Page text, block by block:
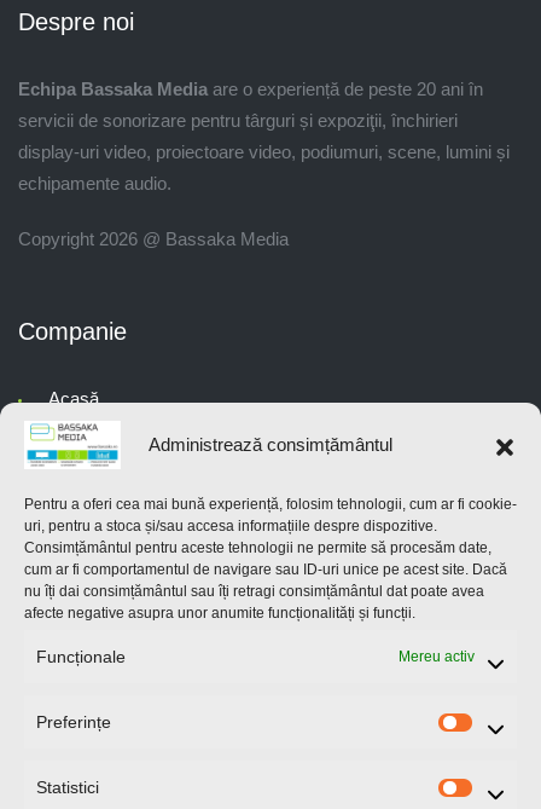
Administrează consimțământul
Pentru a oferi cea mai bună experiență, folosim tehnologii, cum ar fi cookie-
uri, pentru a stoca și/sau accesa informațiile despre dispozitive.
Consimțământul pentru aceste tehnologii ne permite să procesăm date,
cum ar fi comportamentul de navigare sau ID-uri unice pe acest site. Dacă
nu îți dai consimțământul sau îți retragi consimțământul dat poate avea
afecte negative asupra unor anumite funcționalități și funcții.
Funcționale Mereu activ
Preferințe
Statistici
Statistici
Despre noi
Echipa Bassaka Media are o experiență de peste 20 ani în
servicii de sonorizare pentru târguri și expoziţii, închirieri
display-uri video, proiectoare video, podiumuri, scene, lumini și
echipamente audio.
Copyright 2026 @ Bassaka Media
Companie
Acasă
Despre noi
Servicii
Contact
Noutăți
Politică cookie-uri (UE)